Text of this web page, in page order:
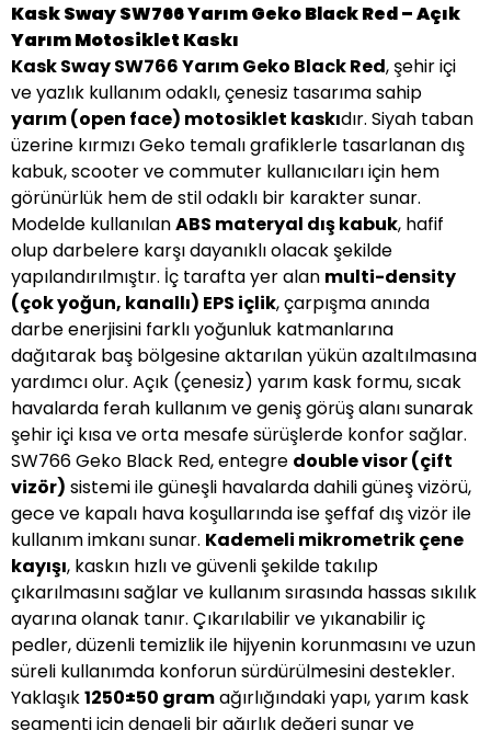
Kask Sway SW766 Yarım Geko Black Red – Açık
Yarım Motosiklet Kaskı
Kask Sway SW766 Yarım Geko Black Red, şehir içi
ve yazlık kullanım odaklı, çenesiz tasarıma sahip
yarım (open face) motosiklet kaskıdır. Siyah taban
üzerine kırmızı Geko temalı grafiklerle tasarlanan dış
kabuk, scooter ve commuter kullanıcıları için hem
görünürlük hem de stil odaklı bir karakter sunar.
Modelde kullanılanABS materyal dış kabuk, hafif
olup darbelere karşı dayanıklı olacak şekilde
yapılandırılmıştır. İç tarafta yer alan multi-density
(çok yoğun, kanallı) EPS içlik, çarpışma anında
darbe enerjisini farklı yoğunluk katmanlarına
dağıtarak baş bölgesine aktarılan yükün azaltılmasına
yardımcı olur. Açık (çenesiz) yarım kask formu, sıcak
havalarda ferah kullanım ve geniş görüş alanı sunarak
şehir içi kısa ve orta mesafe sürüşlerde konfor sağlar.
SW766 Geko Black Red, entegre double visor (çift
vizör) sistemi ile güneşli havalarda dahili güneş vizörü,
gece ve kapalı hava koşullarında ise şeffaf dış vizör ile
kullanım imkanı sunar. Kademeli mikrometrik çene
kayışı, kaskın hızlı ve güvenli şekilde takılıp
çıkarılmasını sağlar ve kullanım sırasında hassas sıkılık
ayarına olanak tanır. Çıkarılabilir ve yıkanabilir iç
pedler, düzenli temizlik ile hijyenin korunmasını ve uzun
süreli kullanımda konforun sürdürülmesini destekler.
Yaklaşık1250±50 gramağırlığındaki yapı, yarım kask
segmenti için dengeli bir ağırlık değeri sunar ve